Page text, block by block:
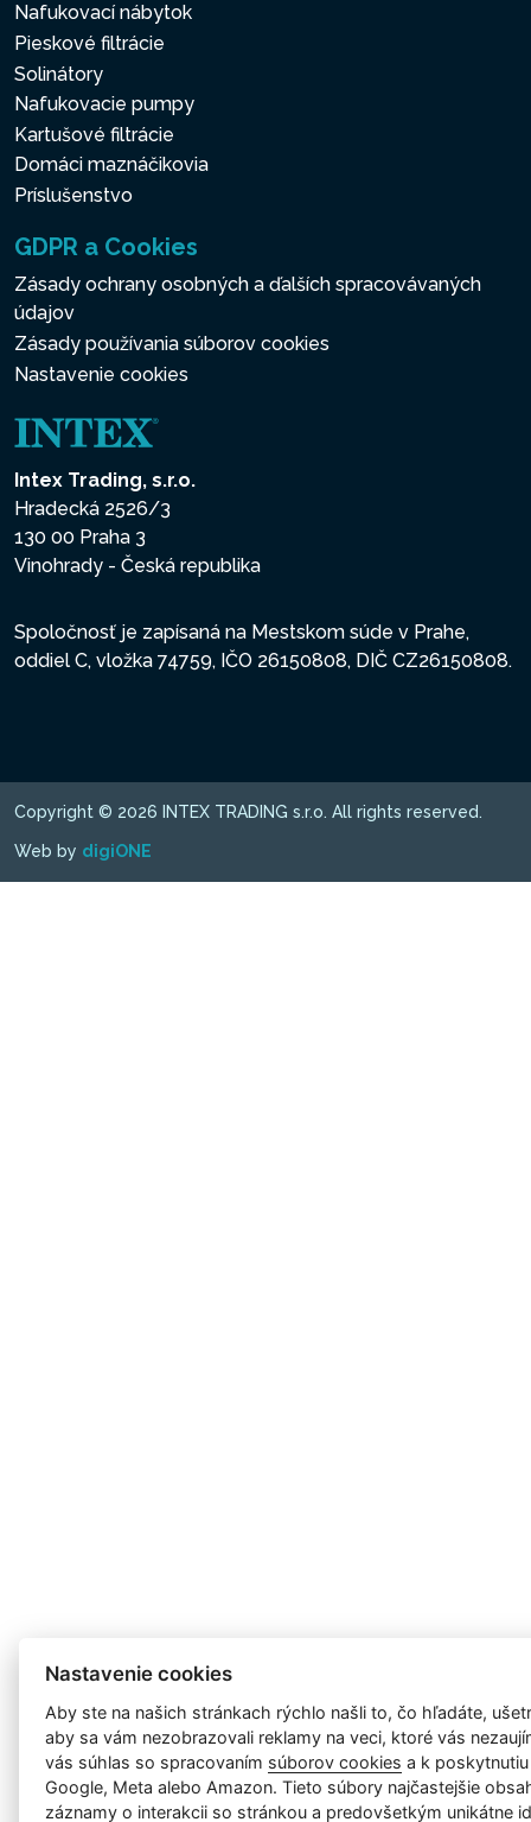
Nafukovací nábytok
Pieskové filtrácie
Solinátory
Nafukovacie pumpy
Kartušové filtrácie
Domáci maznáčikovia
Príslušenstvo
GDPR a Cookies
Zásady ochrany osobných a ďalších spracovávaných
údajov
Zásady používania súborov cookies
Nastavenie cookies
Intex Trading, s.r.o.
Hradecká 2526/3
130 00 Praha 3
Vinohrady - Česká republika
Spoločnosť je zapísaná na Mestskom súde v Prahe,
oddiel C, vložka 74759, IČO 26150808, DIČ CZ26150808.
Copyright © 2026 INTEX TRADING s.r.o. All rights reserved.
Web by digiONE
Nastavenie cookies
Aby ste na našich stránkach rýchlo našli to, čo hľadáte,
aby sa vám nezobrazovali reklamy na veci, ktoré vás
vás súhlas so spracovaním súborov cookies a k
Google, Meta alebo Amazon. Tieto súbory najčastejšie
záznamy o interakcii so stránkou a predovšetkým unikátne